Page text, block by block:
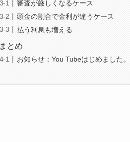
審査が厳しくなるケース
頭金の割合で金利が違うケース
払う利息も増える
まとめ
お知らせ：You Tubeはじめました。